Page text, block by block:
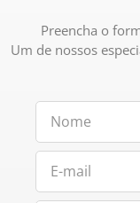
Preencha o
Um de nossos